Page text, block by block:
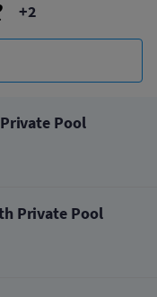
+2
Pool
Private Pool